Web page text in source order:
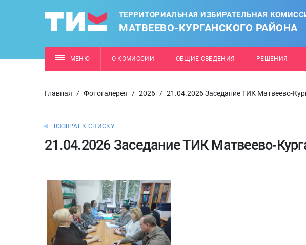
ТЕРРИТОРИАЛЬНАЯ ИЗБИРАТЕЛЬНАЯ
МАТВЕЕВО-КУРГАНСКОГО РАЙОНА
МЕНЮ О КОМИССИИ ОБЩИЕ СВЕДЕНИЯ РЕШЕНИЯ
Главная / Фотогалерея / 2026 / 21.04.2026 Заседание ТИК Матвеево-
ВОЗВРАТ К СПИСКУ
21.04.2026 Заседание ТИК Матвеево-